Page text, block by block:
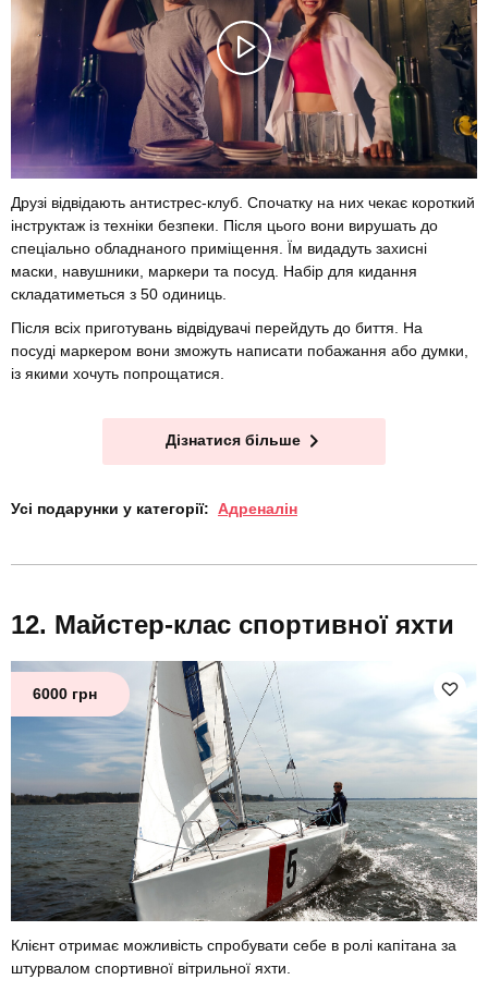
Друзі відвідають антистрес-клуб. Спочатку на них чекає короткий
інструктаж із техніки безпеки. Після цього вони вирушать до
спеціально обладнаного приміщення. Їм видадуть захисні
маски, навушники, маркери та посуд. Набір для кидання
складатиметься з 50 одиниць.
Після всіх приготувань відвідувачі перейдуть до биття. На
посуді маркером вони зможуть написати побажання або думки,
із якими хочуть попрощатися.
Дізнатися більше
Усі подарунки у категорії: Адреналін
Майстер-клас спортивної яхти
6000 грн
Клієнт отримає можливість спробувати себе в ролі капітана за
штурвалом спортивної вітрильної яхти.